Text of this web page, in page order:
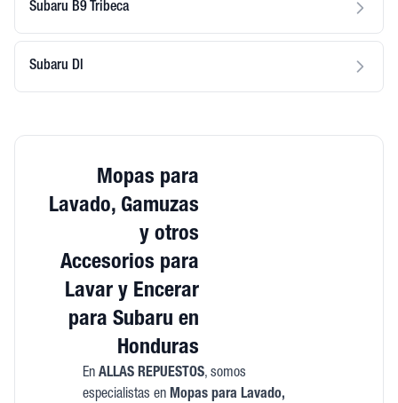
Subaru B9 Tribeca
Subaru Dl
Mopas para
Lavado, Gamuzas
y otros
Accesorios para
Lavar y Encerar
para Subaru en
Honduras
En ALLAS REPUESTOS, somos
especialistas en Mopas para Lavado,